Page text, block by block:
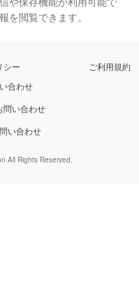
を閲覧できます。
シー
ご利用規約
合わせ
問い合わせ
い合わせ
All Rights Reserved.